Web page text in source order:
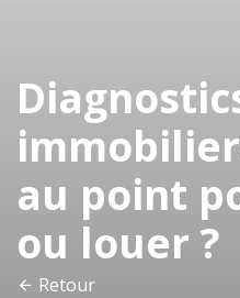
au point
ou louer ?
Retour